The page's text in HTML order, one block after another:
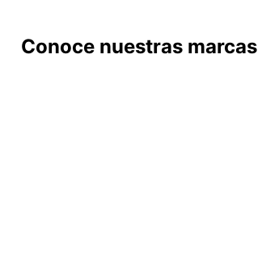
Conoce nuestras marcas